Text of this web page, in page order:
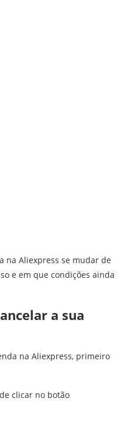
na Aliexpress se mudar de
e em que condições ainda
a sua
na Aliexpress, primeiro
clicar no botão